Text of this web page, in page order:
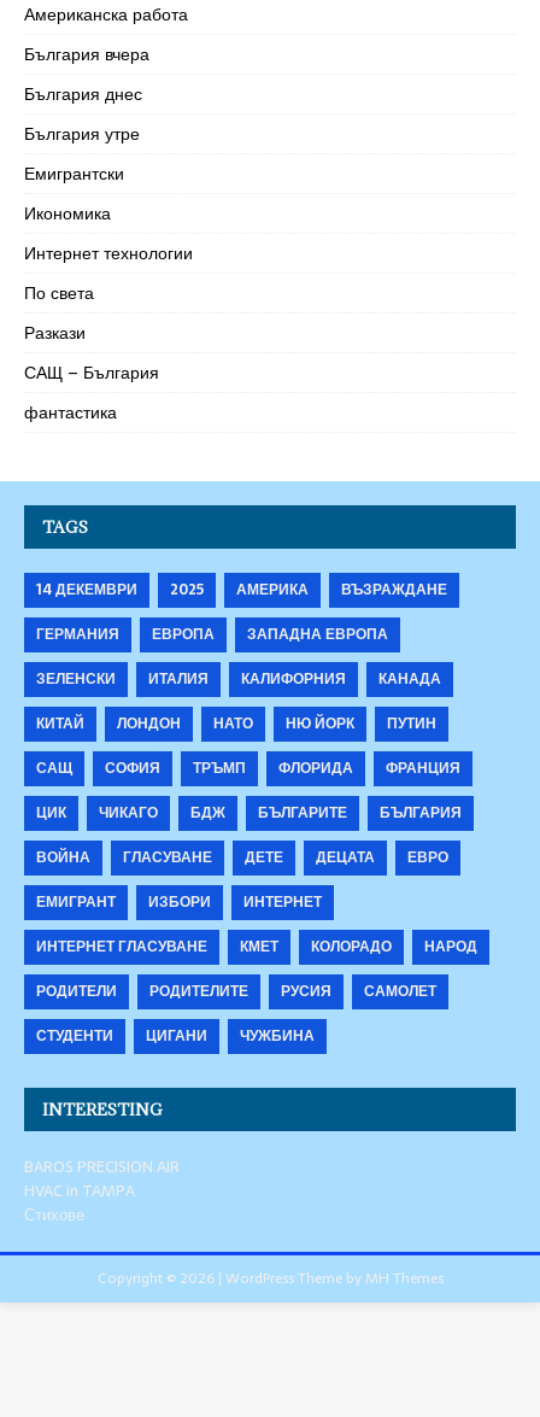
Американска работа
България вчера
България днес
България утре
Емигрантски
Икономика
Интернет технологии
По света
Разкази
САЩ – България
фантастика
TAGS
14 ДЕКЕМВРИ 2025 АМЕРИКА
ВЪЗРАЖДАНЕ
ГЕРМАНИЯ
ЕВРОПА
ЗАПАДНА ЕВРОПА
ЗЕЛЕНСКИ
ИТАЛИЯ КАЛИФОРНИЯ
КАНАДА
КИТАЙ
ЛОНДОН НАТО НЮ ЙОРК
ПУТИН
САЩ
СОФИЯ ТРЪМП ФЛОРИДА
ФРАНЦИЯ
ЦИК
ЧИКАГО БДЖ БЪЛГАРИТЕ
БЪЛГАРИЯ
ВОЙНА
ГЛАСУВАНЕ ДЕТЕ ДЕЦАТА
ЕВРО
ЕМИГРАНТ
ИЗБОРИ
ИНТЕРНЕТ
ИНТЕРНЕТ ГЛАСУВАНЕ
КМЕТ КОЛОРАДО
НАРОД
РОДИТЕЛИ
РОДИТЕЛИТЕ РУСИЯ
САМОЛЕТ
СТУДЕНТИ
ЦИГАНИ ЧУЖБИНА
INTERESTING
BAROS PRECISION AIR
HVAC in TAMPA
Стихове
Copyright © 2026 | WordPress Theme byMH Themes